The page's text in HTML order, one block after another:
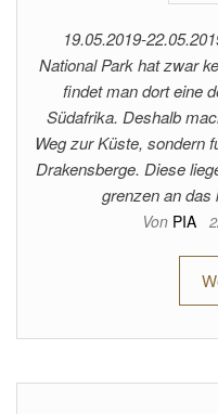
19.05.2019-
National Park hat zwar
findet man dort eine
Südafrika. Deshalb
Weg zur Küste, sondern
Drakensberge. Diese
grenzen an
Von PIA